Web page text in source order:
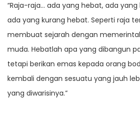
“Raja-raja… ada yang hebat, ada
ada yang kurang hebat. Seperti raja
membuat sejarah dengan
muda. Hebatlah apa yang dibangun
tetapi berikan emas kepada orang
kembali dengan sesuatu yang jauh
yang diwarisinya.”